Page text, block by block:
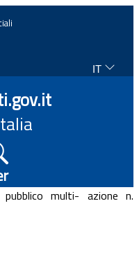
IT
pubblico multi- azione n.